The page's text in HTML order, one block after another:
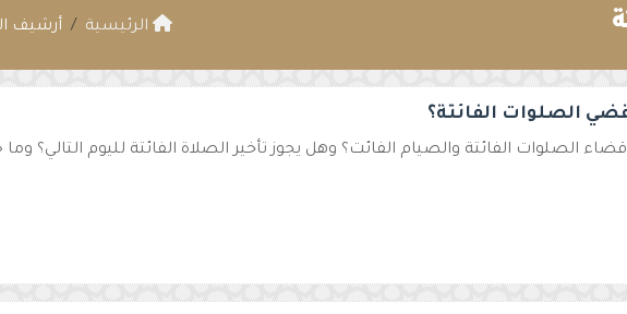
الرئيسية أرشيف
الصلوات الفائتة؟
الصلوات الفائتة والصيام الفائت؟ وهل يجوز تأخير الصلاة الفائتة لليوم التالي؟